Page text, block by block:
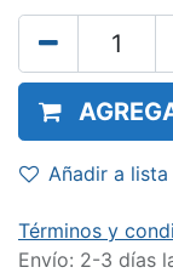
Añadir a
Términos y
Envío: 2-3 días